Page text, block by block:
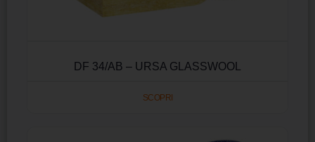
DF 34/AB – URSA GLASSWOOL
SCOPRI